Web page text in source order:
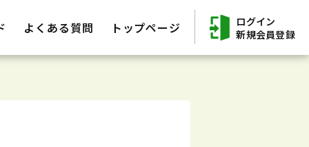
よくある質問 トップページ
ログイン
新規会員登録